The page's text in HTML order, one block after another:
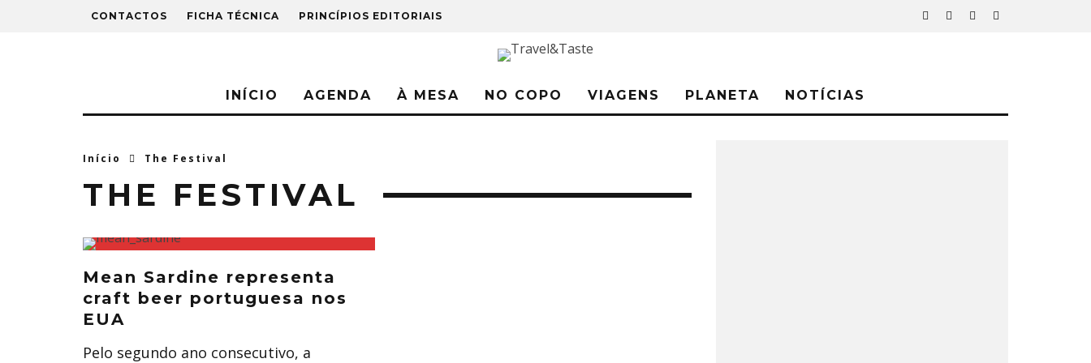
CONTACTOS FICHA TÉCNICA PRINCÍPIOS EDITORIAIS
INÍCIO AGENDA À MESA NO COPO VIAGENS PLANETA NOTÍCIAS
Início The Festival
THE FESTIVAL
Mean Sardine representa
craft beer portuguesa nos
EUA
Pelo segundo ano consecutivo, a